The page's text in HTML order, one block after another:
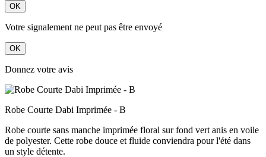
OK
Votre signalement ne peut pas être envoyé
OK
Donnez votre avis
Robe Courte Dabi Imprimée - B
Robe courte sans manche imprimée floral sur fond vert anis en voile
de polyester. Cette robe douce et fluide conviendra pour l'été dans
un style détente.